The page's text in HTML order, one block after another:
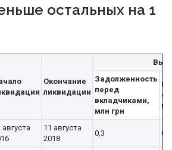
остальных на 1
Окончание
ликвидации
Задолженность
перед
вкладчиками,
млн грн
августа
11 августа
2018
0,3